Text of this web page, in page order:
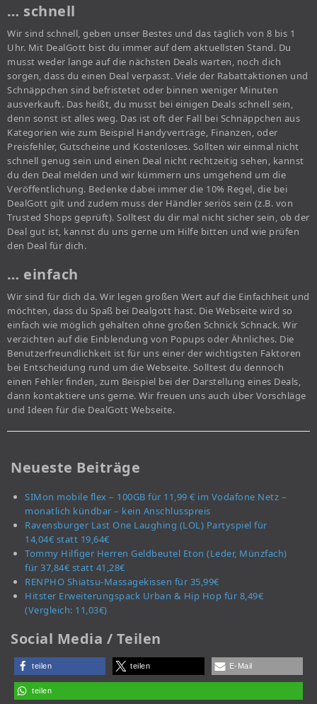
… schnell
Wir sind schnell, geben unser Bestes und das täglich von 8 bis 1
Uhr. Mit DealGott bist du immer auf dem aktuellsten Stand. Du
musst weder lange auf die nächsten Deals warten, noch dich
sorgen, dass du einen Deal verpasst. Viele der Rabattaktionen und
Schnäppchen sind befristetet oder binnen weniger Minuten
ausverkauft. Das heißt, du musst bei einigen Deals schnell sein,
denn sonst ist alles weg. Das ist oft der Fall bei Schnäppchen aus
Kategorien wie zum Beispiel Handyverträge, Finanzen, oder
Preisfehler, Gutscheine und Kostenloses. Sollten wir einmal nicht
schnell genug sein und einen Deal nicht rechtzeitig sehen, kannst
du den Deal melden und wir kümmern uns umgehend um die
Veröffentlichung. Bedenke dabei immer die 10% Regel, die bei
DealGott gilt und zudem muss der Händler seriös sein (z.B. von
Trusted Shops geprüft). Solltest du dir mal nicht sicher sein, ob der
Deal gut ist, kannst du uns gerne um Hilfe bitten und wie prüfen
den Deal für dich.
… einfach
Wir sind für dich da. Wir legen großen Wert auf die Einfachheit und
möchten, dass du Spaß bei Dealgott hast. Die Webseite wird so
einfach wie möglich gehalten ohne großen Schnick Schnack. Wir
verzichten auf die Einblendung von Popups oder Ähnliches. Die
Benutzerfreundlichkeit ist für uns einer der wichtigsten Faktoren
bei Entscheidung rund um die Webseite. Solltest du dennoch
einen Fehler finden, zum Beispiel bei der Darstellung eines Deals,
dann kontaktiere uns gerne. Wir freuen uns auch über Vorschläge
und Ideen für die DealGott Webseite.
Neueste Beiträge
SIMon mobile flex – 100GB für 11,99 € im Vodafone Netz –
monatlich kündbar – kein Anschlusspreis
Ravensburger Last One Laughing (LOL) Partyspiel für
14,04€ statt 19,64€
Tommy Hilfiger Herren Geldbeutel Eton (Leder, Münzfach)
für 37,84€ statt 41,28€
RENPHO Shiatsu-Massagekissen für 35,99€
Hitster Erweiterungspack Urban & Hip Hop für 8,49€
(Vergleich: 11,03€)
Social Media / Teilen
teilen teilen E-Mail
teilen